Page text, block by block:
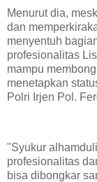
Menurut dia,
dan
menyentuh
profesionalitas
mampu
menetapkan
Polri Irjen Pol.
"Syukur
profesionalitas
bisa dibongkar